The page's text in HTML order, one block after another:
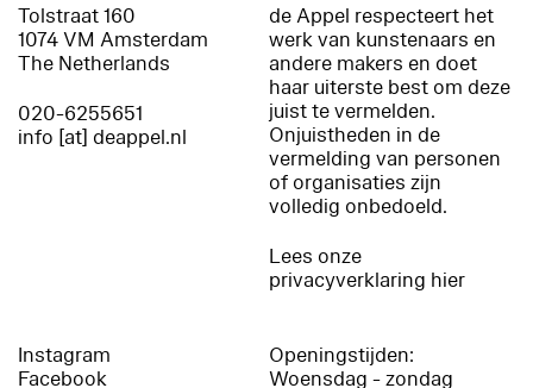
Tolstraat 160
1074 VM Amsterdam
The Netherlands
020-6255651
info [at] deappel.nl
de Appel respecteert het
werk van kunstenaars en
andere makers en doet
haar uiterste best om deze
juist te vermelden.
Onjuistheden in de
vermelding van personen
of organisaties zijn
volledig onbedoeld.
Lees onze
privacyverklaring hier
Instagram
Facebook
Openingstijden:
Woensdag - zondag